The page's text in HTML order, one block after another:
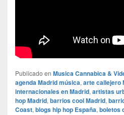
Publicado en Musica Cannabica &
agenda Madrid música, arte callejero
internacionales en Madrid, artistas
hop Madrid, barrios cool Madrid,
Coast, blogs hip hop España, boletos